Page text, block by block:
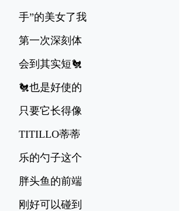
手”的美女了我
第一次深刻体
会到其实短🐔
🐔也是好使的
只要它长得像
TITILLO蒂蒂
乐的勺子这个
胖头鱼的前端
刚好可以碰到